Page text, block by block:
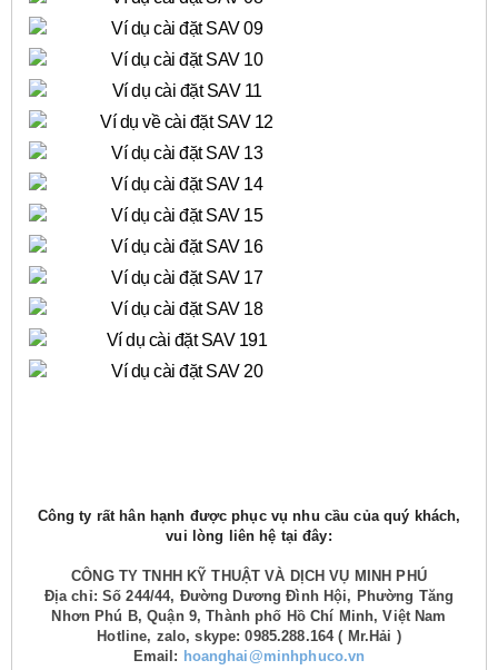
Công ty rất hân hạnh được phục vụ nhu cầu của quý khách,
vui lòng liên hệ tại đây:
CÔNG TY TNHH KỸ THUẬT VÀ DỊCH VỤ MINH PHÚ
Địa chỉ: Số 244/44, Đường Dương Đình Hội, Phường Tăng
Nhơn Phú B, Quận 9, Thành phố Hồ Chí Minh, Việt Nam
Hotline, zalo, skype: 0985.288.164 ( Mr.Hải )
Email: hoanghai@minhphuco.vn